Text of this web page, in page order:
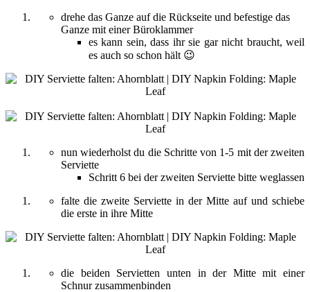
drehe das Ganze auf die Rückseite und befestige das
Ganze mit einer Büroklammer
es kann sein, dass ihr sie gar nicht braucht, weil
es auch so schon hält 😉
nun wiederholst du die Schritte von 1-5 mit der zweiten
Serviette
Schritt 6 bei der zweiten Serviette bitte weglassen
falte die zweite Serviette in der Mitte auf und schiebe
die erste in ihre Mitte
die beiden Servietten unten in der Mitte mit einer
Schnur zusammenbinden